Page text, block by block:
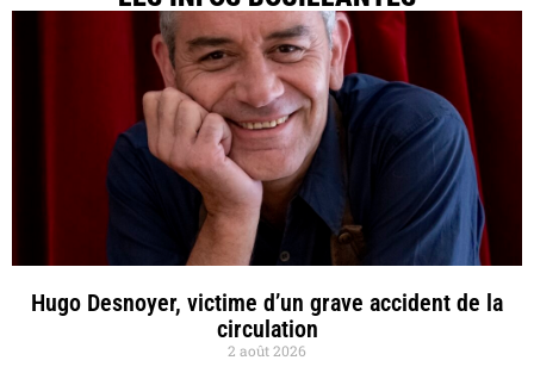
Hugo Desnoyer, victime d’un grave accident de la
circulation
2 août 2026